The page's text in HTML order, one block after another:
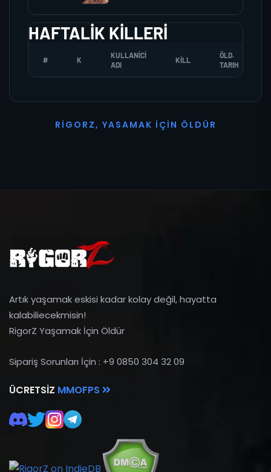
HAFTALIK KILLERI
# K
KULLANICI
ADI
KILL
ÖLD.
TARIH
R I G O R Z, YASAMAK İ ÇI N Ö L D Ü R
Artık yaşamak eskisi kadar kolay değil, hayatta
kalabiliecekmisin!
RigorZ Yaşamak İçin Öldür
Sipariş Sorunları İçin : +9 0850 304 32 09
ÜCRETSIZ MMOFPS